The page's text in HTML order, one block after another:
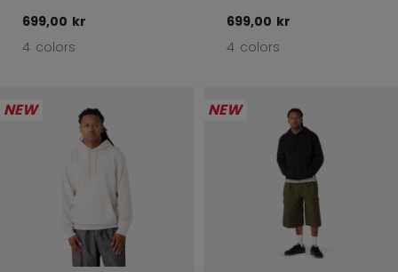
699,00 kr
4 colors
699,00 kr
4 colors
NEW NEW